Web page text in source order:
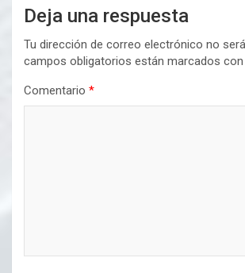
Deja una respuesta
Tu dirección de correo electrónico no
campos obligatorios están marcados con
Comentario *